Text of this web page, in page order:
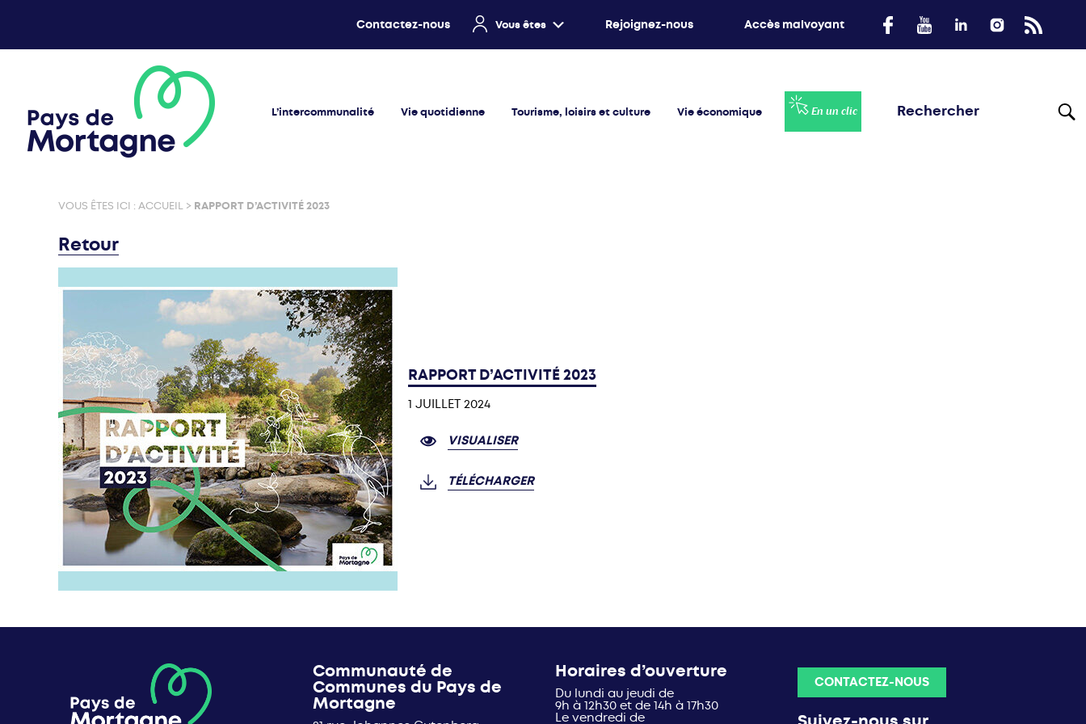
Contactez-nous Vous êtes Rejoignez-nous Accès malvoyant
L’intercommunalité Vie quotidienne Tourisme, loisirs et culture Vie économique En un clic
VOUS ÊTES ICI : ACCUEIL > RAPPORT D’ACTIVITÉ 2023
Retour
RAPPORT D’ACTIVITÉ 2023
1 JUILLET 2024
VISUALISER
TÉLÉCHARGER
Communauté de
Communes du Pays de
Mortagne
Horaires d’ouverture
Du lundi au jeudi de
9h à 12h30 et de 14h à 17h30
Le vendredi de
CONTACTEZ-NOUS